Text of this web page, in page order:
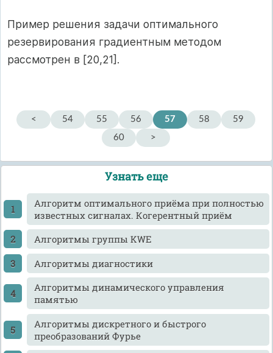
Пример решения задачи оптимального
резервирования градиентным методом
рассмотрен в [20,21].
< 54 55 56 57 58
59
60
>
Узнать еще
Алгоритм оптимального приёма при полностью
известных сигналах. Когерентный приём
Алгоритмы группы KWE
Алгоритмы диагностики
Алгоритмы динамического управления
памятью
Алгоритмы дискретного и быстрого
преобразований Фурье